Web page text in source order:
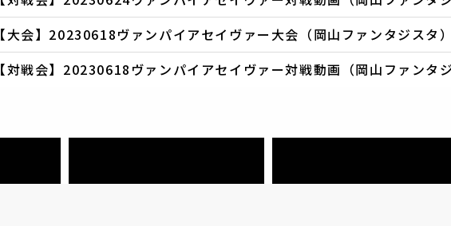
【大会】20230618ヴァンパイアセイヴァー大会（岡山ファンタジスタ
【対戦会】20230618ヴァンパイアセイヴァー対戦動画（岡山ファンタ